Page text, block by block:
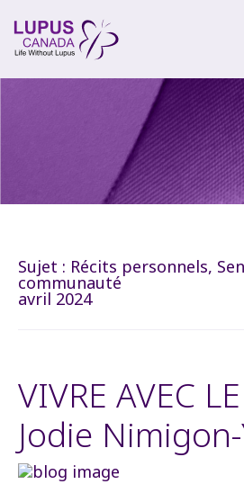
Sujet : Récits personnels,
communauté
avril 2024
VIVRE AVEC
Jodie